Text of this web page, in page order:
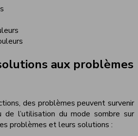
aux problèmes
des problèmes peuvent survenir
de l’utilisation du mode sombre sur
problèmes et leurs solutions :